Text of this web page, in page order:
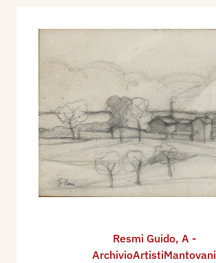
Resmi Guido, A -
ArchivioArtistiMantovani